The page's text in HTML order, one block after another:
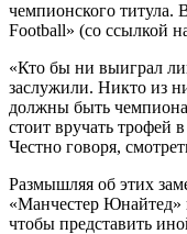
чемпионского титула.
Football» (со ссылкой
«Кто бы ни выиграл
заслужили. Никто из
должны быть
стоит вручать трофей
Честно говоря,
Размышляя об этих
«Манчестер Юнайтед»
чтобы представить